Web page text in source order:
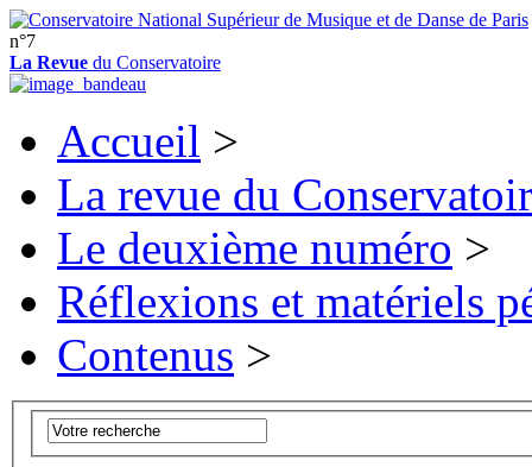
n°7
La Revue du Conservatoire
Accueil >
La revue du
Le deuxième numéro >
Réflexions et matériels
Contenus >